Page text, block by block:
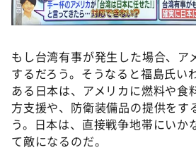
もし台湾有事が発生した場合、ア
するだろう。そうなると福島氏い
ある日本は、アメリカに燃料や食
方支援や、防衛装備品の提供をす
う。日本は、直接戦争地帯にいか
て敵になるのだ。